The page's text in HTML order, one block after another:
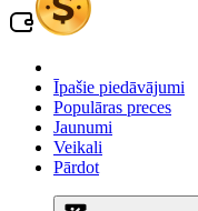
Īpašie piedāvājumi
Populāras preces
Jaunumi
Veikali
Pārdot